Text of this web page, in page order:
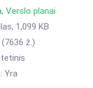
, Verslo planai
1,099 KB
ž.)
Yra